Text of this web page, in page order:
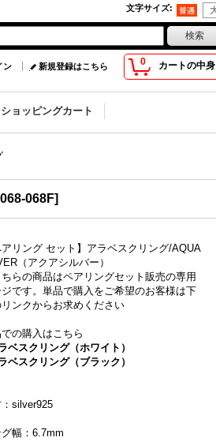
文字サイズ:
0 カートの中身
ン 新規登録はこちら
ショッピングカート
068F]
アリング セット】アラベスクリング/AQUA
（アクアシルバー）
らの商品はペアリングセット販売の専用
です。単品で購入をご希望のお客様は下
ンクからお求めください
の購入はこちら
ベスクリング（ホワイト）
ベスクリング（ブラック）
silver925
グ幅：6.7mm